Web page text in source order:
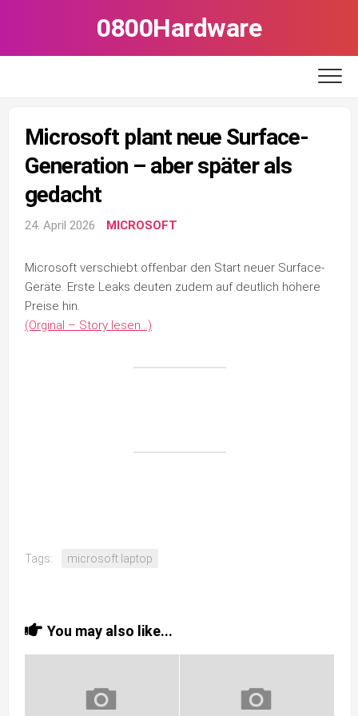
0800Hardware
Microsoft plant neue Surface-
Generation – aber später als
gedacht
24. April 2026 MICROSOFT
Microsoft verschiebt offenbar den Start neuer Surface-
Geräte. Erste Leaks deuten zudem auf deutlich höhere
Preise hin.
(Orginal – Story lesen…)
Tags: microsoft laptop
You may also like...